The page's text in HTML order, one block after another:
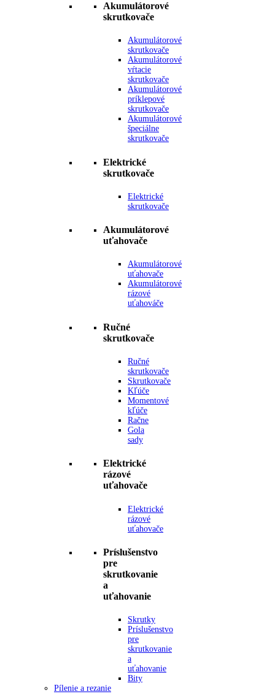
Akumulátorové
skrutkovače
Akumulátorové
skrutkovače
Akumulátorové
vŕtacie
skrutkovače
Akumulátorové
príklepové
skrutkovače
Akumulátorové
špeciálne
skrutkovače
Elektrické
skrutkovače
Elektrické
skrutkovače
Akumulátorové
uťahovače
Akumulátorové
uťahovače
Akumulátorové
rázové
uťahováče
Ručné
skrutkovače
Ručné
skrutkovače
Skrutkovače
Kľúče
Momentové
kľúče
Račne
Gola
sady
Elektrické
rázové
uťahovače
Elektrické
rázové
uťahovače
Príslušenstvo
pre
skrutkovanie
a
uťahovanie
Skrutky
Príslušenstvo
pre
skrutkovanie
a
uťahovanie
Bity
Pílenie a rezanie